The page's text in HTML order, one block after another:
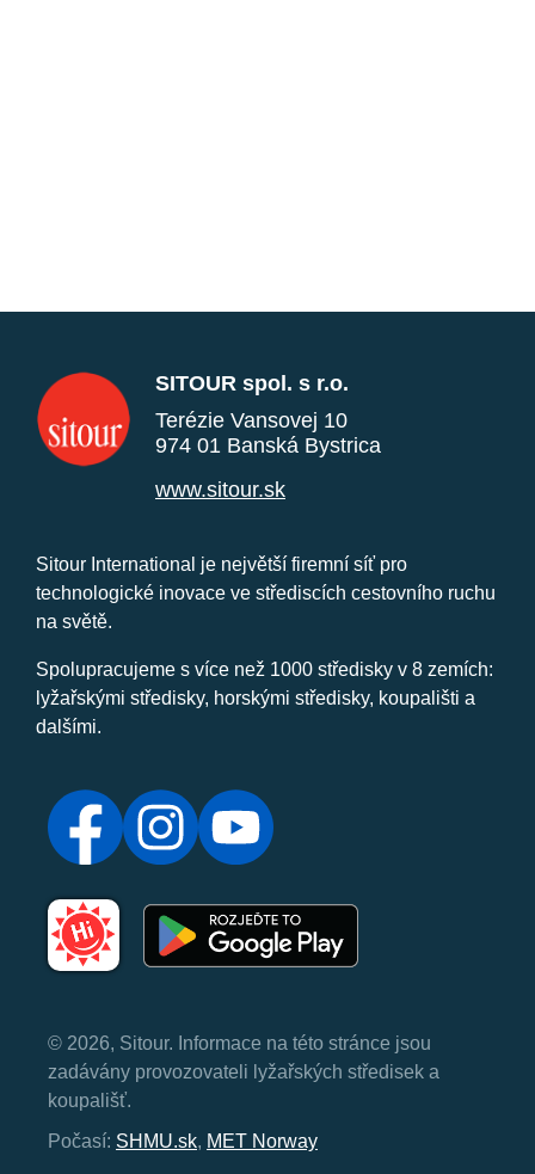
SITOUR spol. s r.o.
Terézie Vansovej 10
974 01 Banská Bystrica
www.sitour.sk
Sitour International je největší firemní síť pro
technologické inovace ve střediscích cestovního ruchu
na světě.
Spolupracujeme s více než 1000 středisky v 8 zemích:
lyžařskými středisky, horskými středisky, koupališti a
dalšími.
© 2026, Sitour. Informace na této stránce jsou
zadávány provozovateli lyžařských středisek a
koupališť.
Počasí: SHMU.sk, MET Norway